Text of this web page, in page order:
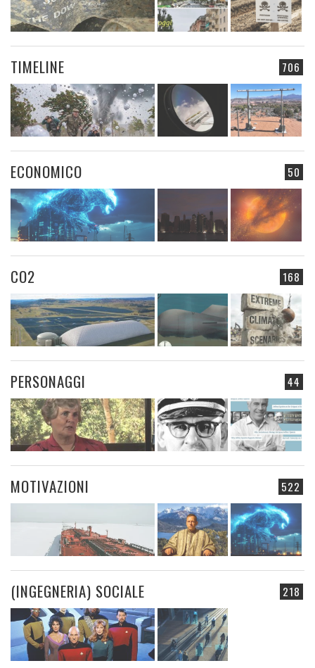
706
TIMELINE
50
ECONOMICO
168
CO2
44
PERSONAGGI
522
MOTIVAZIONI
218
(INGEGNERIA) SOCIALE